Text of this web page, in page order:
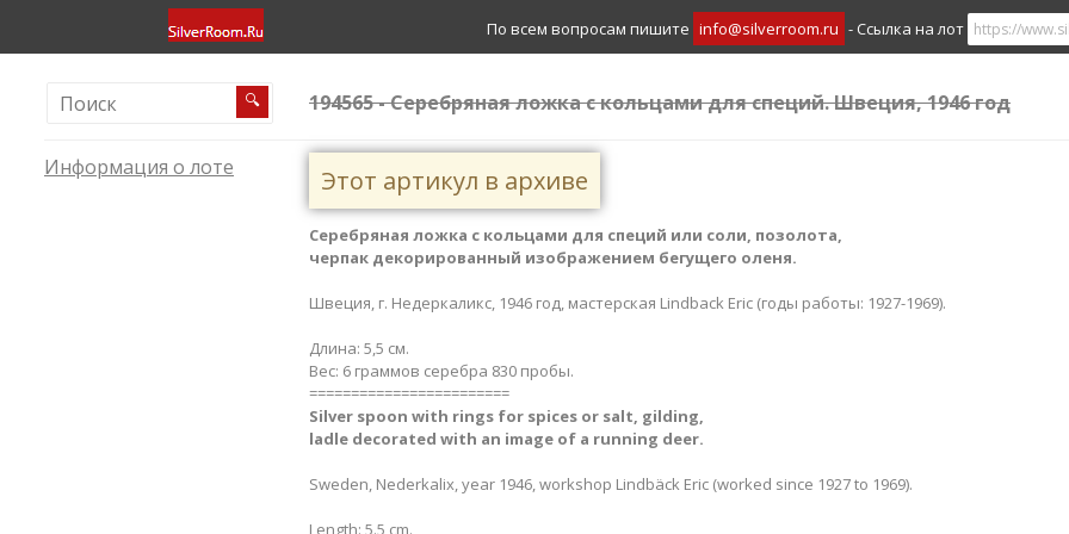
По всем вопросам пишите info@silverroom.ru - Ссылка на лот
🔍 194565 - Серебряная ложка с кольцами для специй. Швеция, 1946 год
Информация о лоте Этот артикул в архиве
Серебряная ложка с кольцами для специй или соли, позолота,
черпак декорированный изображением бегущего оленя.
Швеция, г. Недеркаликс, 1946 год, мастерская Lindback Eric (годы работы: 1927-1969).
Длина: 5,5 см.
Вес: 6 граммов серебра 830 пробы.
========================
Silver spoon with rings​ for spices or salt, gilding​,
ladle decorated with an image of a running deer​​.
Sweden, Nederkalix, year 1946, workshop Lindbäck Eric (worked since 1927 to 1969).
Length: 5.5 cm.